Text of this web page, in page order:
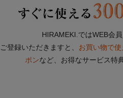
HIRAMEKI.ではWEB会
ご登録いただきますと、 お買い物で
ポンなど、お得なサービス特